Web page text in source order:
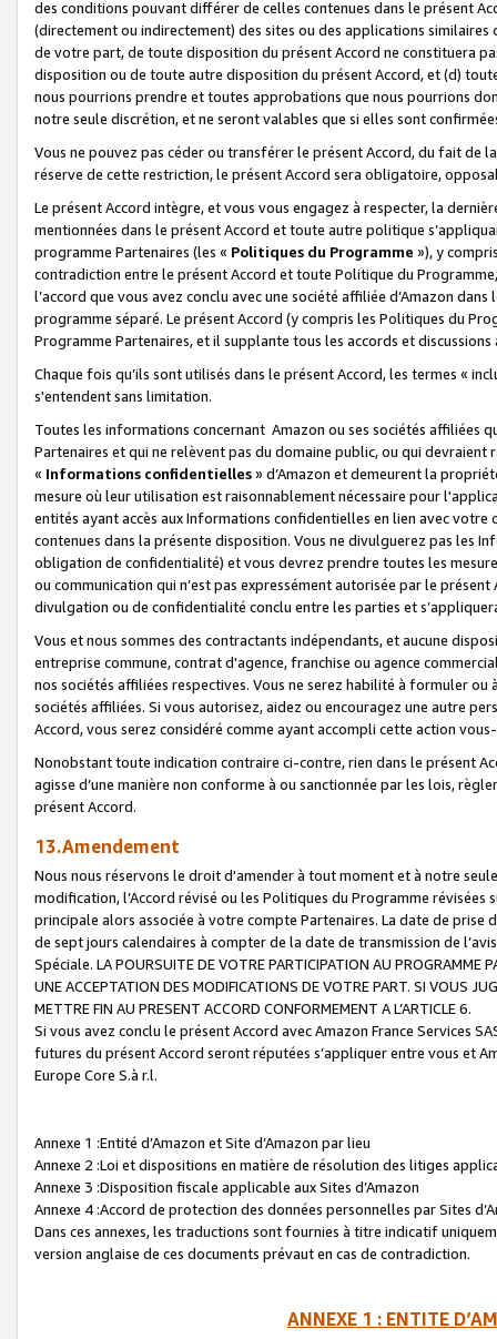
des conditions pouvant différer de celles contenues dans le présent
(directement ou indirectement) des sites ou des applications
de votre part, de toute disposition du présent Accord ne constituera
disposition ou de toute autre disposition du présent Accord, et (d)
nous pourrions prendre et toutes approbations que nous pourrions
notre seule discrétion, et ne seront valables que si elles sont
Vous ne pouvez pas céder ou transférer le présent Accord, du fait de
réserve de cette restriction, le présent Accord sera obligatoire,
Le présent Accord intègre, et vous vous engagez à respecter, la
mentionnées dans le présent Accord et toute autre politique
programme Partenaires (les « Politiques du Programme »), y
contradiction entre le présent Accord et toute Politique du
l’accord que vous avez conclu avec une société affiliée d’Amazon
programme séparé. Le présent Accord (y compris les Politiques du
Programme Partenaires, et il supplante tous les accords et discussions
Chaque fois qu’ils sont utilisés dans le présent Accord, les termes «
s'entendent sans limitation.
Toutes les informations concernant Amazon ou ses sociétés affiliées
Partenaires et qui ne relèvent pas du domaine public, ou qui
« Informations confidentielles» d’Amazon et demeurent la
mesure où leur utilisation est raisonnablement nécessaire pour
entités ayant accès aux Informations confidentielles en lien avec
contenues dans la présente disposition. Vous ne divulguerez pas les
obligation de confidentialité) et vous devrez prendre toutes les
ou communication qui n’est pas expressément autorisée par le
divulgation ou de confidentialité conclu entre les parties et
Vous et nous sommes des contractants indépendants, et aucune
entreprise commune, contrat d'agence, franchise ou agence
nos sociétés affiliées respectives. Vous ne serez habilité à formuler
sociétés affiliées. Si vous autorisez, aidez ou encouragez une autre
Accord, vous serez considéré comme ayant accompli cette action
Nonobstant toute indication contraire ci-contre, rien dans le présent
agisse d’une manière non conforme à ou sanctionnée par les lois,
présent Accord.
13.Amendement
Nous nous réservons le droit d'amender à tout moment et à notre
modification, l’Accord révisé ou les Politiques du Programme
principale alors associée à votre compte Partenaires. La date de
de sept jours calendaires à compter de la date de transmission de
Spéciale. LA POURSUITE DE VOTRE PARTICIPATION AU PROGRAMME
UNE ACCEPTATION DES MODIFICATIONS DE VOTRE PART. SI VOUS
METTRE FIN AU PRESENT ACCORD CONFORMEMENT A L’ARTICLE 6.
Si vous avez conclu le présent Accord avec Amazon France Services
futures du présent Accord seront réputées s’appliquer entre vous et
Europe Core S.à r.l.
Annexe 1 :Entité d’Amazon et Site d’Amazon par lieu
Annexe 2 :Loi et dispositions en matière de résolution des litiges
Annexe 3 :Disposition fiscale applicable aux Sites d’Amazon
Annexe 4 :Accord de protection des données personnelles par Sites
Dans ces annexes, les traductions sont fournies à titre indicatif
version anglaise de ces documents prévaut en cas de contradiction.
ANNEXE 1 : ENTITE